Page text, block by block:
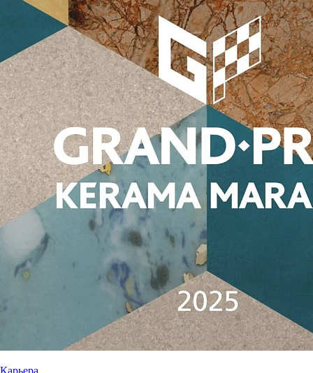
Карьера